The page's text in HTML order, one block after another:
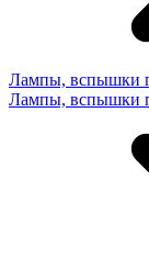
Лампы, вспышки
Лампы, вспышки